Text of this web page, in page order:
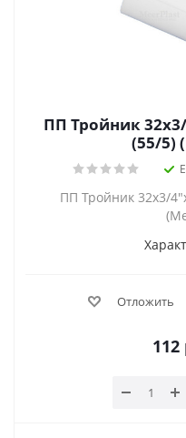
ПП Тройник
(55/5)
ПП Тройник 32х3/
Отложить
112